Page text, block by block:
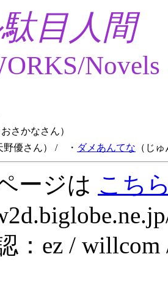
目人間
Novels
おさかなさん）
野優さん） / ・ ダメあんてな （じ
ージは こち
：ez /